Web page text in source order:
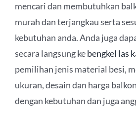
mencari dan membutuhkan
murah dan terjangkau serta
kebutuhan anda. Anda juga
secara langsung kebengkel las
pemilihan jenis material besi,
ukuran, desain dan harga
dengan kebutuhan dan juga